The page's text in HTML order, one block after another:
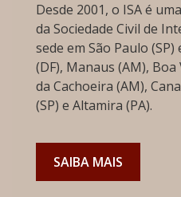
Desde 2001, o ISA é
da Sociedade Civil de
sede em São Paulo
(DF), Manaus (AM), Boa
da Cachoeira (AM),
(SP) e Altamira (PA).
SAIBA MAIS